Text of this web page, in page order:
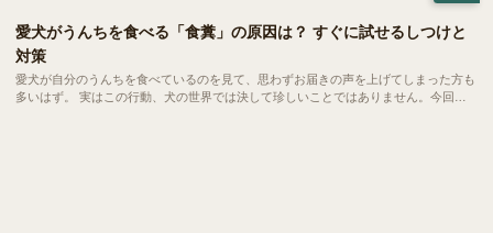
愛犬がうんちを食べる「食糞」の原因は？ すぐに試せるしつけと
対策
愛犬が自分のうんちを食べているのを見て、思わずお届きの声を上げてしまった方も
多いはず。 実はこの行動、犬の世界では決して珍しいことではありません。今回